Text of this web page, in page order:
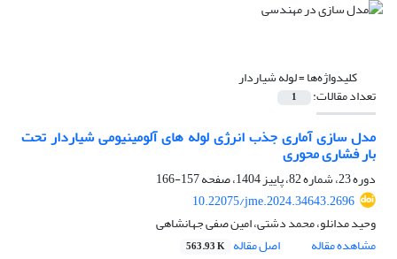
کلیدواژه‌ها =لوله شیاردار
تعداد مقالات: 1
مدل سازی آماری جذب انرژی لوله های آلومینیومی شیاردار تحت
بار فشاری محوری
دوره 23، شماره 82، پاییز 1404، صفحه
157-166
10.22075/jme.2024.34643.2696
وحید مدانلو، محمد دشتی، امین صفی جهانشاهی
مشاهده مقاله
اصل مقاله 563.93 K